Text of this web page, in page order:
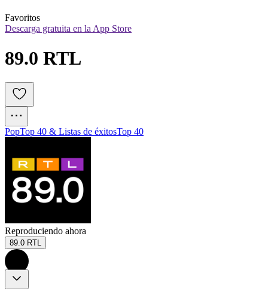
Favoritos
Descarga gratuita en la App Store
89.0 RTL
PopTop 40 & Listas de éxitosTop 40
Reproduciendo ahora
89.0 RTL